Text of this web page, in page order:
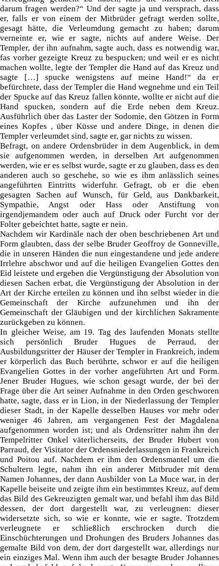
darum fragen werden?“ Und der sagte ja und versprach, dass
er, falls er von einem der Mitbrüder gefragt werden sollte,
gesagt hätte, die Verleumdung gemacht zu haben; darum
verneinte er, wie er sagte, nichts auf andere Weise. Der
Templer, der ihn aufnahm, sagte auch, dass es notwendig war,
fas vorher gezeigte Kreuz zu bespucken; und weil er es nicht
machen wollte, legte der Templer die Hand auf das Kreuz und
sagte […] spucke wenigstens auf meine Hand!“ da er
befürchtete, dass der Templer die Hand wegnehme und ein Teil
der Spucke auf das Kreuz fallen könnte, wollte er nicht auf die
Hand spucken, sondern auf die Erde neben dem Kreuz.
Ausführlich über das Laster der Sodomie, den Götzen in Form
eines Kopfes , über Küsse und andere Dinge, in denen die
Templer verleumdet sind, sagte er, gar nichts zu wissen.
Befragt, on andere Ordensbrüder in dem Augenblick, in dem
sie aufgenommen werden, in derselben Art aufgenommen
werden, wie er es selbst wurde, sagte er zu glauben, dass es den
anderen auch so geschehe, so wie es ihm anlässlich seines
angeführten Eintritts widerfuhr. Gefragt, ob er die eben
gesagten Sachen auf Wunsch, für Geld, aus Dankbarkeit,
Sympathie, Angst oder Hass oder Anstiftung von
irgendjemandem oder auch auf Druck oder Furcht vor der
Folter gebeichtet hatte, sagte er nein.
Nachdem wir Kardinäle nach der oben beschriebenen Art und
Form glaubten, dass der selbe Bruder Geoffroy de Gonneville,
die in unseren Händen die nun eingestandene und jede andere
Irrlehre abschwor und auf die heiligen Evangelien Gottes den
Eid leistete und ergeben die Vergünstigung der Absolution von
diesen Sachen erbat, die Vergünstigung der Absolution in der
Art der Kirche erteilen zu können und ihn selbst wieder in die
Gemeinschaft der Kirche aufzunehmen und ihn der
Gemeinschaft der Gläubigen und der kirchlichen Sakramente
zurückgeben zu können.
In gleicher Weise, am 19. Tag des laufenden Monats stellte
sich persönlich Bruder Hugues de Perraud, der
Ausbildungsritter der Häuser der Templer in Frankreich, indem
er körperlich das Buch berührte, schwor er auf die heiligen
Evangelien Gottes in der vorher angeführten Art und Form.
Jener Bruder Hugues, wie schon gesagt wurde, der bei der
Frage über die Art seiner Aufnahme in den Orden geschworen
hatte, sagte, dass er in Lion, in der Niederlassung der Templer
dieser Stadt, in der Kapelle desselben Hauses vor mehr oder
weniger 46 Jahren, am vergangenen Fest der Magdalena
aufgenommen worden ist; und als Ordensritter nahm ihn der
Tempelritter Onkel väterlicherseits, der Bruder Hubert von
Parraud, der Visitator der Ordensniederlassungen in Frankreich
und Poitou auf. Nachdem er ihm den Ordensmantel um die
Schultern legte, nahm ihn ein anderer Mitbruder mit dem
Namen Johannes, der dann Ausbilder von La Muce war, in der
Kapelle beiseite und zeigte ihm ein bestimmtes Kreuz, auf dem
das Bild des Gekreuzigten gemalt war, und befahl ihm das Bild
dessen, der dort dargestellt war, zu verleugnen: dieser
widersetzte sich, so wie er konnte, wie er sagte. Trotzdem
verleugnete er schließlich erschrocken durch die
Einschüchterungen und Drohungen des Bruders Johannes das
gemalte Bild von dem, der dort dargestellt war, allerdings nur
ein einziges Mal. Wenn ihm auch der besagte Bruder Johannes